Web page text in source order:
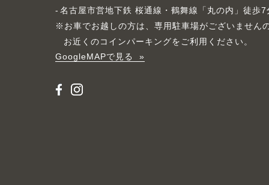
名古屋市営地下鉄 桜通線・鶴舞線「丸の内」徒歩7
※お車でお越しの方は、専用駐車場がございません
お近くのコインパーキングをご利用ください。
GoogleMAPで見る